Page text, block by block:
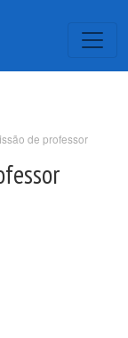
de professor